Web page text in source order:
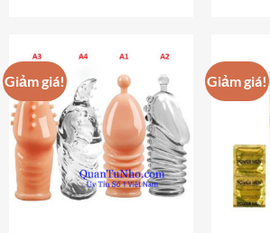
Giảm giá! Giảm giá!